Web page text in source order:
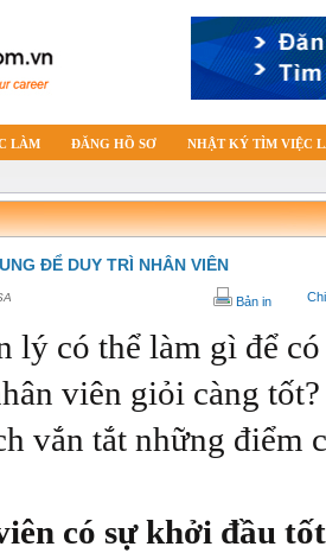
LÀM ĐĂNG HỒ SƠ NHẬT KÝ TÌM VIỆC
ĐỂ DUY TRÌ NHÂN VIÊN
Bản in
lý có thể làm gì để
viên giỏi càng
vắn tắt những điểm
có sự khởi đầu